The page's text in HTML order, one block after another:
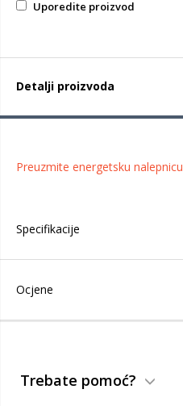
Uporedite proizvod
Detalji proizvoda
Preuzmite energetsku nalepnicu
Specifikacije
Ocjene
Trebate pomoć?